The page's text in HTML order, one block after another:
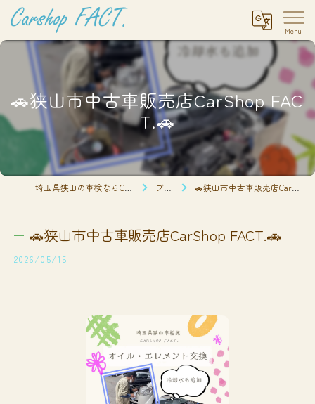
🚗狭山市中古車販売店CarShop FAC
T.🚗
ブログ 🚗狭山市中古車販売店CarShop FACT.🚗
🚗狭山市中古車販売店CarShop FACT.🚗
2026/05/15